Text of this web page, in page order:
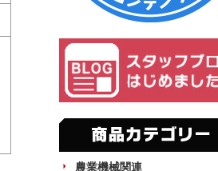
農業機械関連